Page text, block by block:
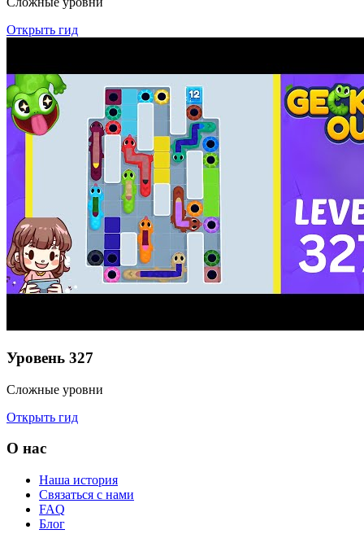
Открыть гид
Уровень 327
Сложные уровни
Открыть гид
О нас
Наша история
Связаться с нами
FAQ
Блог